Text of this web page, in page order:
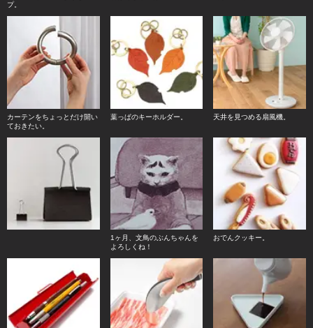
プ。
カーテンをちょっとだけ開い
ておきたい。
葉っぱのキーホルダー。 天井を見つめる扇風機。
1ヶ月、文鳥のぶんちゃんを
よろしくね！
おでんクッキー。